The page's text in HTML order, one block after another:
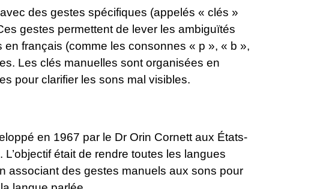
des gestes spécifiques (appelés « clés »
gestes permettent de lever les ambiguïtés
français (comme les consonnes « p », « b »,
Les clés manuelles sont organisées en
pour clarifier les sons mal visibles.
en 1967 par le Dr Orin Cornett aux États-
était de rendre toutes les langues
associant des gestes manuels aux sons pour